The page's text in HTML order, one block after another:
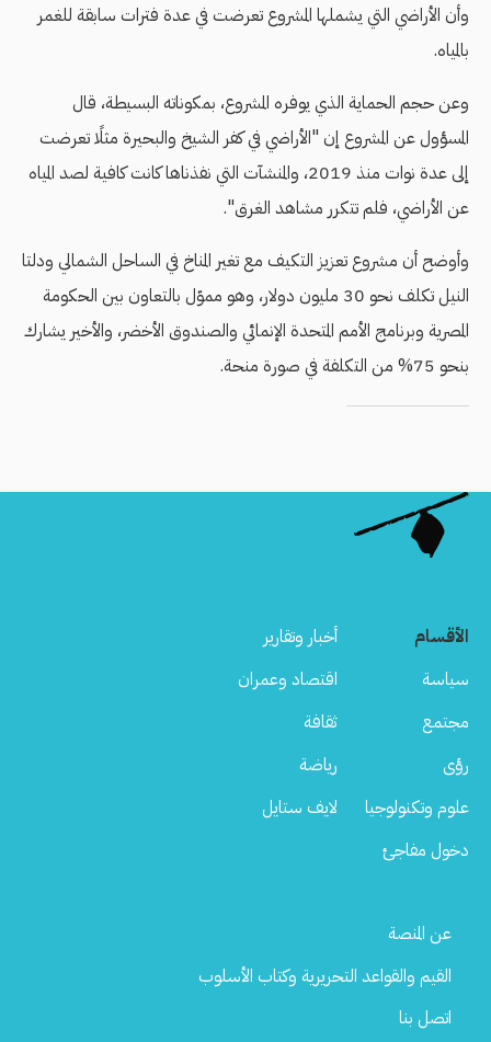
وأن الأراضي التي يشملها المشروع تعرضت في عدة فترات سابقة للغمر
بالمياه.
وعن حجم الحماية الذي يوفره المشروع، بمكوناته البسيطة، قال
المسؤول عن المشروع إن "الأراضي في كفر الشيخ والبحيرة مثلًا تعرضت
إلى عدة نوات منذ 2019، والمنشآت التي نفذناها كانت كافية لصد المياه
عن الأراضي، فلم تتكرر مشاهد الغرق".
وأوضح أن مشروع تعزيز التكيف مع تغير المناخ في الساحل الشمالي ودلتا
النيل تكلف نحو 30 مليون دولار، وهو مموّل بالتعاون بين الحكومة
المصرية وبرنامج الأمم المتحدة الإنمائي والصندوق الأخضر، والأخير يشارك
بنحو 75% من التكلفة في صورة منحة.
الأقسام
أخبار وتقارير
سياسة
اقتصاد وعمران
مجتمع
ثقافة
رؤى
رياضة
علوم وتكنولوجيا
لايف ستايل
دخول مفاجئ
Footer
عن المنصة
القيم والقواعد التحريرية وكتاب الأسلوب
اتصل بنا